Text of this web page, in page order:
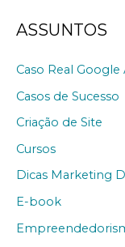
ASSUNTOS
Caso Real Google
Casos de Sucesso
Criação de Site
Cursos
Dicas Marketing
E-book